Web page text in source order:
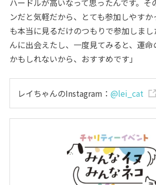
ハードルが高いなって思ったんです。そ
ンだと気軽だから、とても参加しやす
も本当に見るだけのつもりで参加しまし
んに出会えたし、一度見てみると、運命
かもしれないから、おすすめです」
レイちゃんのInstagram：@lei_cat